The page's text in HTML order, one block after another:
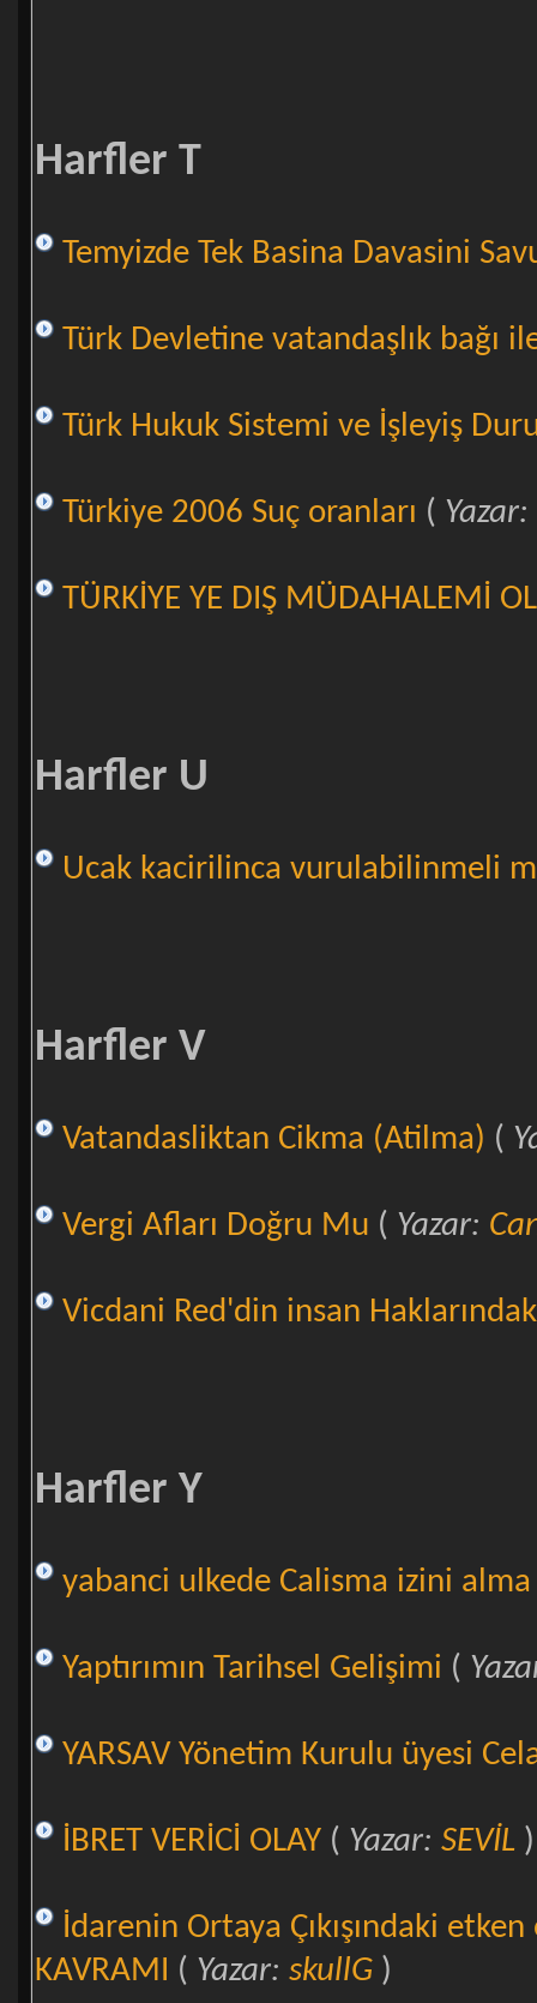
Harfler T
Temyizde Tek Basina Davasini
Türk Devletine vatandaşlık bağı
Türk Hukuk Sistemi ve İşleyiş
Türkiye 2006 Suç oranları ( Yazar:
TÜRKİYE YE DIŞ MÜDAHALEMİ
Harfler U
Ucak kacirilinca vurulabilinmeli
Harfler V
Vatandasliktan Cikma (Atilma) (
Vergi Afları Doğru Mu ( Yazar:
Vicdani Red'din insan
Harfler Y
yabanci ulkede Calisma izini
Yaptırımın Tarihsel Gelişimi (
YARSAV Yönetim Kurulu üyesi
İBRET VERİCİ OLAY( Yazar: SEVİL)
İdarenin Ortaya Çıkışındaki
KAVRAMI ( Yazar: skullG)